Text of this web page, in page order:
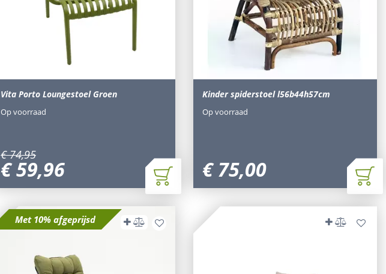
Vita Porto Loungestoel Groen
€ 74,95
€59,96
Op voorraad
Kinder spiderstoel l56b44h57cm
€ 75,00
Op voorraad
Met 10% afgeprijsd